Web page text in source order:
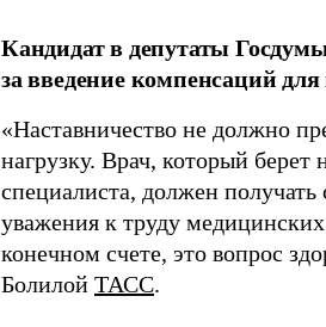
Кандидат в депутаты
за введение компенсаций
«Наставничество не должно
нагрузку. Врач, который берет
специалиста, должен
уважения к труду
конечном счете, это вопрос
Болилой ТАСС.